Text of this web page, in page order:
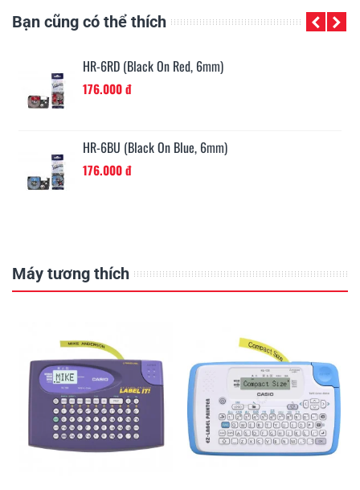
Bạn cũng có thể thích
HR-6GN (Black On Green, 6mm)
176.000 đ
HR-6AX (White On Clear, 6mm)
176.000 đ
Máy tương thích